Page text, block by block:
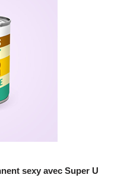
sexy avec Super U